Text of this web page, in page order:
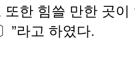
또한 힘쓸 만한 곳
”라고 하였다.